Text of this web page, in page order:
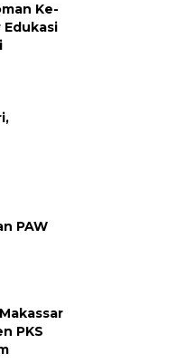
Ke-
Edukasi
PAW
PKS